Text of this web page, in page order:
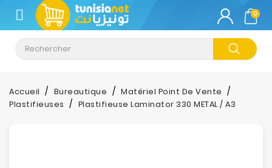
CATÉGORIE
Climatisation
Informatique
0
Accueil Bureautique
Matériel Point De Vente
Plastifieuses
Plastifieuse Laminator 330 METAL / A3